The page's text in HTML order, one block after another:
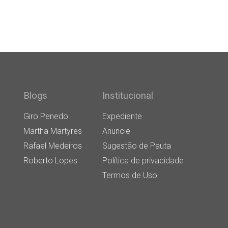
Blogs
Giro Penedo
Martha Martyres
Rafael Medeiros
Roberto Lopes
Institucional
Expediente
Anuncie
Sugestão de Pauta
Política de privacidade
Termos de Uso